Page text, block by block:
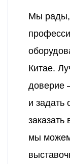
Мы рады,
Китае.
доверие
и задать
мы